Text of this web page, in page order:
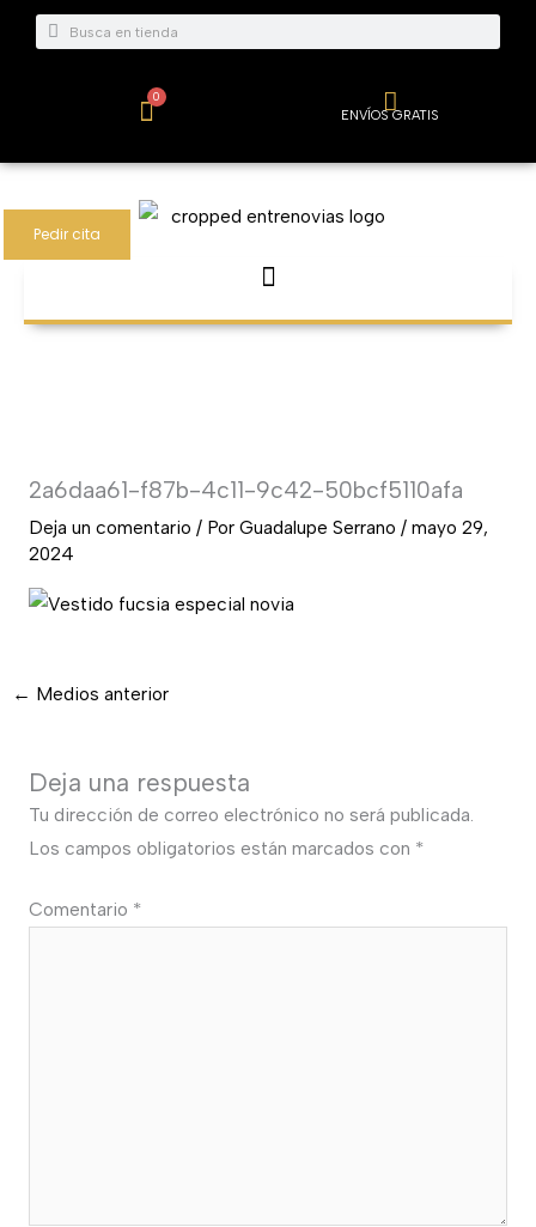
Buscar
Buscar
0
Carrito ENVÍOS GRATIS
Pedir cita
2a6daa61-f87b-4c11-9c42-50bcf5110afa
Deja un comentario / Por Guadalupe Serrano / mayo 29,
2024
← Medios anterior
Deja una respuesta
Tu dirección de correo electrónico no será publicada.
Los campos obligatorios están marcados con *
Comentario *